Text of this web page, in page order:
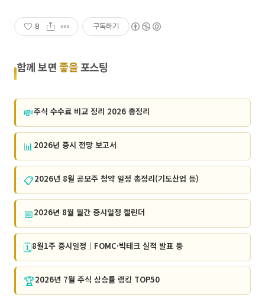
8 구독하기
함께 보면 좋을포스팅
💸주식 수수료 비교 정리 2026 총정리
📊2026년 증시 전망 보고서
📋2026년 8월 공모주 청약 일정 총정리(기도산업 등)
📅2026년 8월 월간 증시일정 캘린더
🗓️8월1주 증시일정｜FOMC·빅테크 실적 발표 등
🏆2026년 7월 주식 상승률 랭킹 TOP50